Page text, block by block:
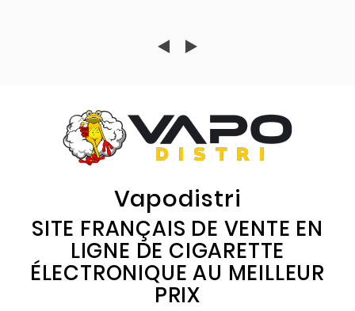
Vapodistri
SITE FRANÇAIS DE VENTE EN
LIGNE DE CIGARETTE
ÉLECTRONIQUE AU MEILLEUR
PRIX